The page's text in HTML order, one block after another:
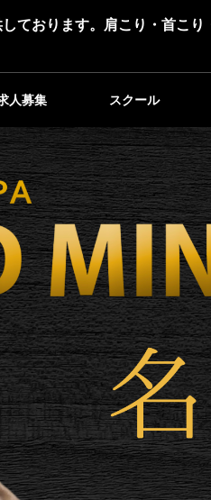
ております。肩こり・首こり
人募集 スクール